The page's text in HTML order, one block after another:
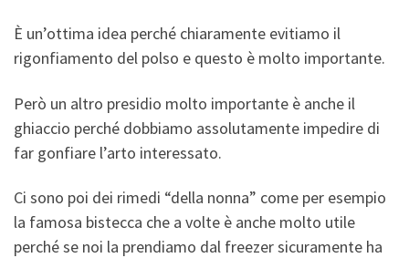
È un’ottima idea perché chiaramente evitiamo il
rigonfiamento del polso e questo è molto importante.
Però un altro presidio molto importante è anche il
ghiaccio perché dobbiamo assolutamente impedire di
far gonfiare l’arto interessato.
Ci sono poi dei rimedi “della nonna” come per esempio
la famosa bistecca che a volte è anche molto utile
perché se noi la prendiamo dal freezer sicuramente ha